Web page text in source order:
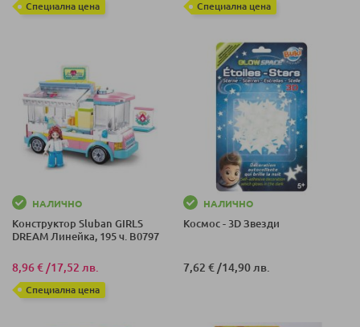
Специална цена Специална цена
НАЛИЧНО
Конструктор Sluban GIRLS
DREAM Линейка, 195 ч. B0797
8,96 € /17,52 лв.
Специална цена
НАЛИЧНО
Космос - 3D Звезди
7,62 € /14,90 лв.